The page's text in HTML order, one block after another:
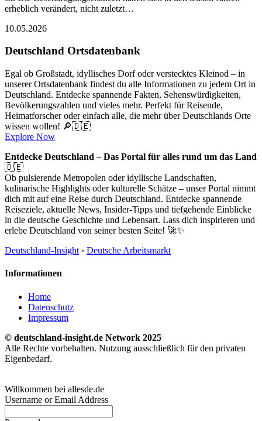
erheblich verändert, nicht zuletzt…
10.05.2026
Deutschland Ortsdatenbank
Egal ob Großstadt, idyllisches Dorf oder verstecktes Kleinod – in
unserer Ortsdatenbank findest du alle Informationen zu jedem Ort in
Deutschland. Entdecke spannende Fakten, Sehenswürdigkeiten,
Bevölkerungszahlen und vieles mehr. Perfekt für Reisende,
Heimatforscher oder einfach alle, die mehr über Deutschlands Orte
wissen wollen! 🔎🇩🇪
Explore Now
Entdecke Deutschland – Das Portal für alles rund um das Land
🇩🇪
Ob pulsierende Metropolen oder idyllische Landschaften,
kulinarische Highlights oder kulturelle Schätze – unser Portal nimmt
dich mit auf eine Reise durch Deutschland. Entdecke spannende
Reiseziele, aktuelle News, Insider-Tipps und tiefgehende Einblicke
in die deutsche Geschichte und Lebensart. Lass dich inspirieren und
erlebe Deutschland von seiner besten Seite! 🚀✨
Deutschland-Insight › Deutsche Arbeitsmarkt
Informationen
Home
Datenschutz
Impressum
© deutschland-insight.de Network 2025
Alle Rechte vorbehalten. Nutzung ausschließlich für den privaten
Eigenbedarf.
Willkommen bei allesde.de
Username or Email Address